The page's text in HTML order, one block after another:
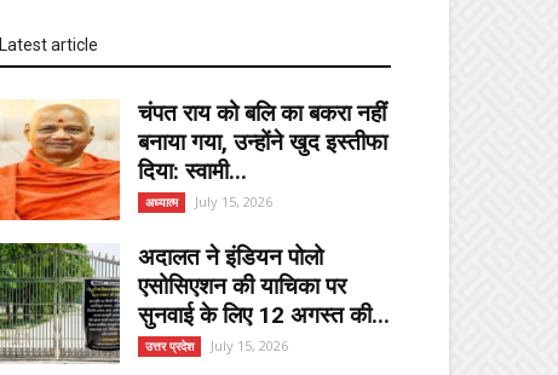
Latest article
चंपत राय को बलि का बकरा नहीं
बनाया गया, उन्होंने खुद इस्तीफा
दिया: स्वामी...
अध्यात्म July 15, 2026
अदालत ने इंडियन पोलो
एसोसिएशन की याचिका पर
सुनवाई के लिए 12 अगस्त की...
उत्तर प्रदेश July 15, 2026